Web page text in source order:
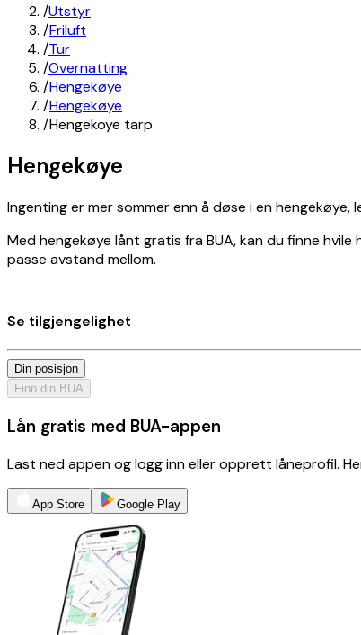
/Utstyr
/Friluft
/Tur
/Overnatting
/Hengekøye
/Hengekøye
/Hengekoye tarp
Hengekøye
Ingenting er mer sommer enn å døse i en hengekøye,
Med hengekøye lånt gratis fra BUA, kan du finne
passe avstand mellom.
Se tilgjengelighet
Din posisjon
Finn din BUA
Lån gratis med BUA-appen
Last ned appen og logg inn eller opprett låneprofil.
App Store Google Play